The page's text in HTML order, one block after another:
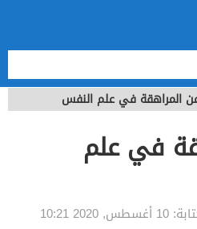
المراهقة في علم النفس
في علم
10 أغسطس, 2020 10:21